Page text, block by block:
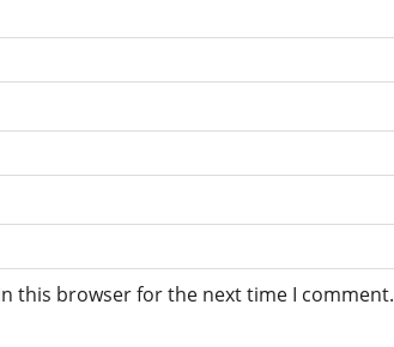
this browser for the next time I comment.